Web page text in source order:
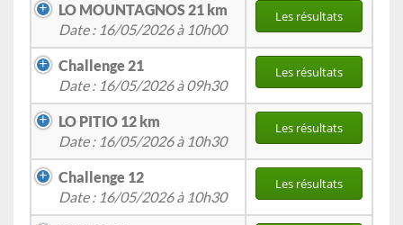
LO MOUNTAGNOS 21 km
Date : 16/05/2026 à 10h00
Les résultats
Challenge 21
Date : 16/05/2026 à 09h30
Les résultats
LO PITIO 12 km
Date : 16/05/2026 à 10h30
Les résultats
Challenge 12
Date : 16/05/2026 à 10h30
Les résultats